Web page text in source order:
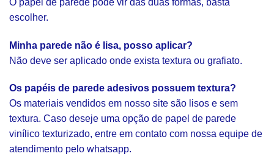
escolher.
Minha parede não é lisa, posso aplicar?
Não deve ser aplicado onde exista textura ou grafiato.
Os papéis de parede adesivos possuem textura?
Os materiais vendidos em nosso site são lisos e sem
textura. Caso deseje uma opção de papel de parede
vinílico texturizado, entre em contato com nossa equipe de
atendimento pelo whatsapp.